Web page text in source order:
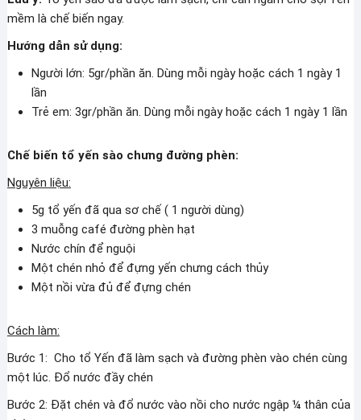
mềm là chế biến ngay.
Hướng dẫn sử dụng:
Người lớn: 5gr/phần ăn. Dùng mỗi ngày hoặc cách 1 ngày 1
lần
Trẻ em: 3gr/phần ăn. Dùng mỗi ngày hoặc cách 1 ngày 1 lần
Chế biến tổ yến sào chưng đường phèn:
Nguyên liệu:
5g tổ yến đã qua sơ chế ( 1 người dùng)
3 muỗng café đường phèn hạt
Nước chín để nguội
Một chén nhỏ để đựng yến chưng cách thủy
Một nồi vừa đủ để đựng chén
Cách làm:
Bước 1: Cho tổ Yến đã làm sạch và đường phèn vào chén cùng
một lúc. Đổ nước đầy chén
Bước 2: Đặt chén và đổ nước vào nồi cho nước ngập ¼ thân của